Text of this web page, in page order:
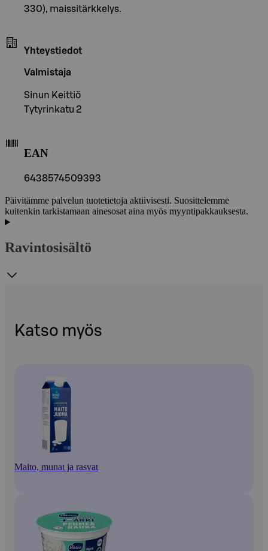
330), maissitärkkelys.
Yhteystiedot
Valmistaja
Sinun Keittiö
Tytyrinkatu 2
EAN
6438574509393
Päivitämme palvelun tuotetietoja aktiivisesti. Suosittelemme
kuitenkin tarkistamaan ainesosat aina myös myyntipakkauksesta.
Ravintosisältö
Katso myös
Maito, munat ja rasvat